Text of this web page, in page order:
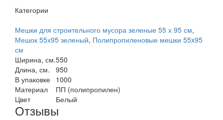
Категории
Мешки для строительного мусора зеленые 55 х 95 см,
Мешок 55х95 зеленый, Полипропиленовые мешки 55x95
см
Ширина, см.550
Длина, см.
950
В упаковке 1000
Материал
ПП (полипропилен)
Цвет
Белый
Отзывы